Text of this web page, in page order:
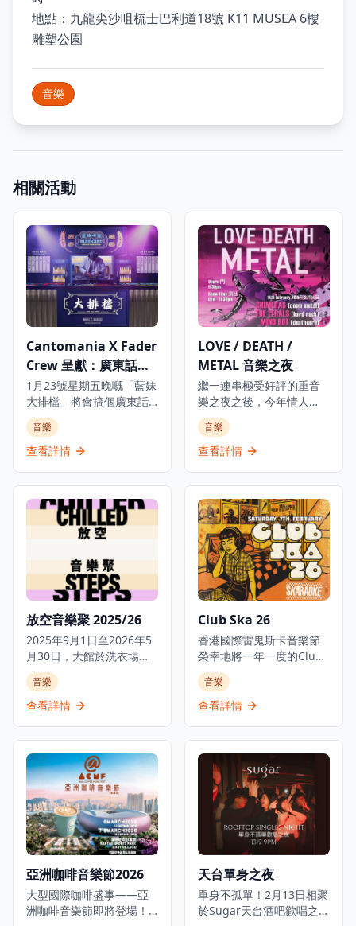
地點：九龍尖沙咀梳士巴利道18號 K11 MUSEA 6樓
雕塑公園
音樂
相關活動
Cantomania X Fader
Crew 呈獻：廣東話
Hip Hop 之夜
1月23號星期五晚嘅「藍妹
大排檔」將會搞個廣東話
hip hop 之夜，到時一定
熱鬧到爆！當晚7點開始，
一隊隊本地 hip hop DJ 輪
hop 音樂。 呢個為時3小
時嘅活動只限18歲或以上
人士參加，展示香港最好
嘅廣東話饒舌、R&B 同
hip hop 音樂。
音樂
查看詳情
LOVE / DEATH /
METAL 音樂之夜
繼一連串極受好評的重音
樂之夜之後，今年情人
節，The Underground
會在九龍施展一個關於
「愛與死」的黑暗魔咒，
是因為愛而心動，還是為
情所傷，今次音樂之夜都
會帶來強烈的重金屬體
驗，讓你在震撼的音樂中
找到共鳴。活動在觀塘的
浪潮音樂工作室舉行，現
場將有本地重金屬樂隊精
和激情的音樂氛圍。這是
一個獨特的音樂活動，適
合重金屬音樂愛好者、想
要體驗不同音樂風格的情
侶，或是尋找刺激音樂體
驗的朋友。無論是想要釋
DEATH / METAL 音樂之夜
都能提供難忘的夜晚。
音樂
查看詳情
放空音樂聚 2025/26
2025年9月1日至2026年5
月30日，大館於洗衣場石
階呈獻「放空音樂聚」。
大館作為充滿活力且凝聚
大眾的空間，致力建立兼
及獨立創作人搭建舞台，
推動創新敘事與藝術表
達，呼應城市文化脈絡的
演進。 「大館石階影院」
與「放空音樂聚」為獨立
電影與小型音樂製作提供
重要的展示及表演空間，
契機。踏入25/26季度，這
個雙系列節目將以全新的
策展方向與陣容亮相，讓
音樂
查看詳情
Club Ska 26
香港國際雷鬼斯卡音樂節
榮幸地將一年一度的Club
Ska活動帶回Fringe
Club，屆時將呈現熱辣的
斯卡、動感的雷鬼和搖擺
自台灣的Skaraoke樂團將
再次登台，亞洲最優秀的
離拍樂隊將帶來現場大樂
隊表演，營造出充滿能量
和激情的音樂氛圍。這是
一個獨特的音樂活動，適
合雷鬼、斯卡和搖滾樂愛
音樂風格的情侶和朋友。
活動在藝穗會舉行，現場
將有精彩的現場音樂表
音樂
查看詳情
亞洲咖啡音樂節2026
大型國際咖啡盛事——亞
洲咖啡音樂節即將登場！
天台單身之夜
單身不孤單！2月13日相聚
於Sugar天台酒吧歡唱之